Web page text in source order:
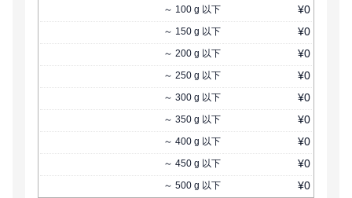
～ 100 g 以下 ¥0
～ 150 g 以下 ¥0
～ 200 g 以下 ¥0
～ 250 g 以下 ¥0
～ 300 g 以下 ¥0
～ 350 g 以下 ¥0
～ 400 g 以下 ¥0
～ 450 g 以下 ¥0
～ 500 g 以下 ¥0